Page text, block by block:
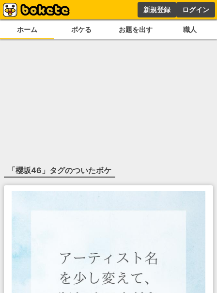
新規登録 ログイン
ホーム ボケる お題を出す 職人
「櫻坂46 」タグのついたボケ